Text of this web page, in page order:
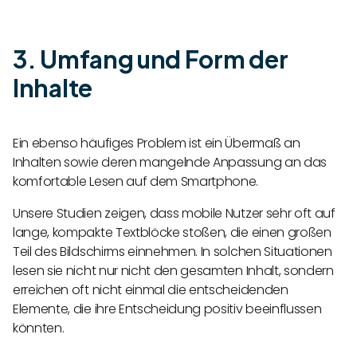
3. Umfang und Form der
Inhalte
Ein ebenso häufiges Problem ist ein Übermaß an
Inhalten sowie deren mangelnde Anpassung an das
komfortable Lesen auf dem Smartphone.
Unsere Studien zeigen, dass mobile Nutzer sehr oft auf
lange, kompakte Textblöcke stoßen, die einen großen
Teil des Bildschirms einnehmen. In solchen Situationen
lesen sie nicht nur nicht den gesamten Inhalt, sondern
erreichen oft nicht einmal die entscheidenden
Elemente, die ihre Entscheidung positiv beeinflussen
könnten.